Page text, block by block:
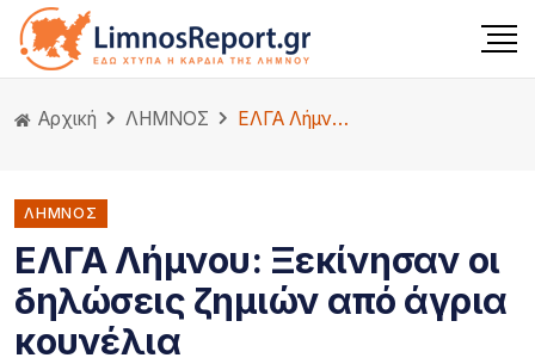
Αρχική ΛΗΜΝΟΣ ΕΛΓΑ Λήμνου: Ξεκίνησαν οι δηλώσεις ζημιών από άγρια κουνέλια
ΛΗΜΝΟΣ
ΕΛΓΑ Λήμνου: Ξεκίνησαν οι
δηλώσεις ζημιών από άγρια
κουνέλια